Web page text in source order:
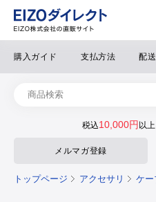
購入ガイド 支払方法 配送
税込10,000円 以
メルマガ登録
トップページ アクセサリ ケー